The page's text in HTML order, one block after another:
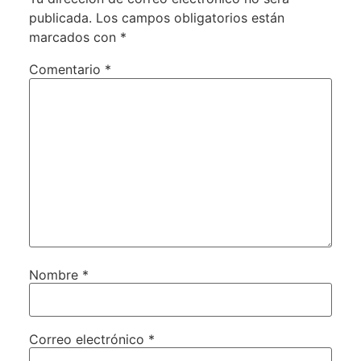
publicada. Los campos obligatorios están
marcados con *
Comentario *
Nombre *
Correo electrónico *